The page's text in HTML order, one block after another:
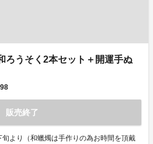
ろうそく2本セット＋開運手ぬ
98
販売終了
より（和蠟燭は手作りの為お時間を頂戴